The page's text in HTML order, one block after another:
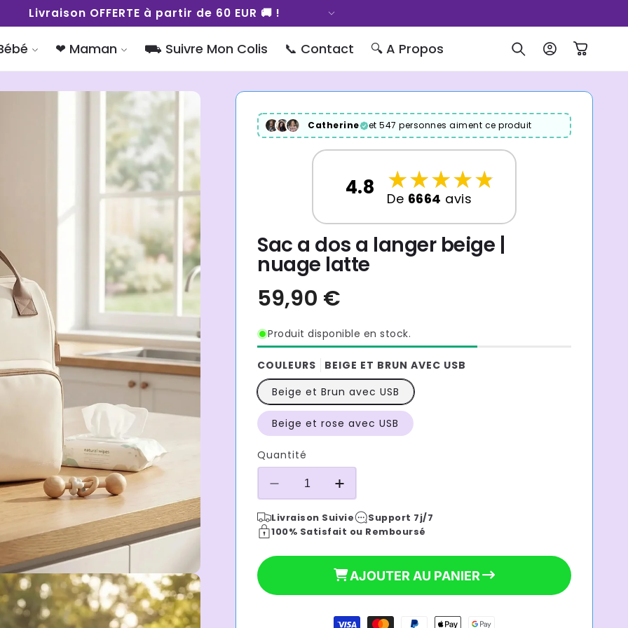
Livraison OFFERTE à partir de 60 EUR 🚚 !
❤︎ Maman ⛟ Suivre Mon Colis 📞 Contact 🔍 A Propos ConnexionPanier
Catherine et 547 personnes aiment ce produit
4.8 ☆
★☆
★☆
★☆
★☆
★
De 6664 avis
Sac a dos a langer beige |
nuage latte
Produit disponible en stock.
COULEURS
BEIGE ET BRUN AVEC USB
Beige et Brun avec USB
Beige et rose avec USB
Quantité
Réduire
la
quantité
de
a
Augmenter
la
quantité
de
dos
a
beige
Livraison Suivie
Support 7j/7
100% Satisfait ou Remboursé
AJOUTER AU PANIER